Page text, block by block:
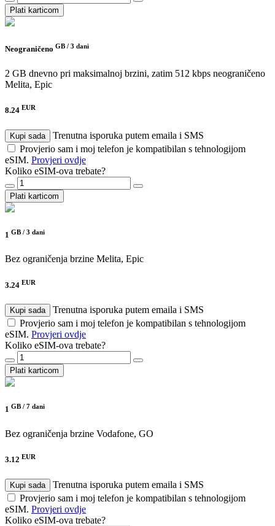
Plati karticom
Neograničeno GB / 3 dani
2 GB dnevno pri maksimalnoj brzini, zatim 512 kbps neograničeno
Melita, Epic
8.24 EUR
Kupi sada
Trenutna isporuka putem emaila i SMS
Provjerio sam i moj telefon je kompatibilan s tehnologijom
eSIM. Provjeri ovdje
Koliko eSIM-ova trebate?
Plati karticom
1 GB / 3 dani
Bez ograničenja brzine Melita, Epic
3.24 EUR
Kupi sada
Trenutna isporuka putem emaila i SMS
Provjerio sam i moj telefon je kompatibilan s tehnologijom
eSIM. Provjeri ovdje
Koliko eSIM-ova trebate?
Plati karticom
1 GB / 7 dani
Bez ograničenja brzine Vodafone, GO
3.12 EUR
Kupi sada
Trenutna isporuka putem emaila i SMS
Provjerio sam i moj telefon je kompatibilan s tehnologijom
eSIM. Provjeri ovdje
Koliko eSIM-ova trebate?